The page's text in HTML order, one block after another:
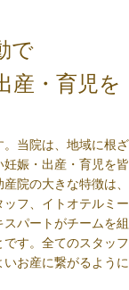
で
産・育児を
当院は、地域に根ざ
娠・出産・育児を皆
院の大きな特徴は、
フ、イトオテルミー
パートがチームを組
す。全てのスタッフ
お産に繋がるように